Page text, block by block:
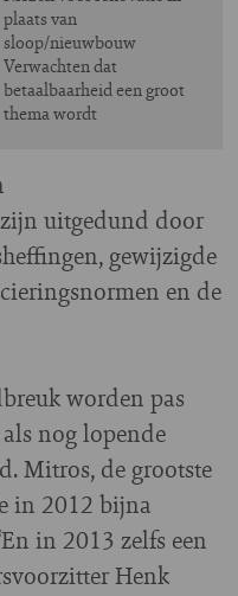
plaats van
sloop/nieuwbouw
Verwachten dat
betaalbaarheid een groot
thema wordt
uitgedund door
gewijzigde
en de
worden pas
nog lopende
Mitros, de grootste
in 2012 bijna
in 2013 zelfs een
Henk